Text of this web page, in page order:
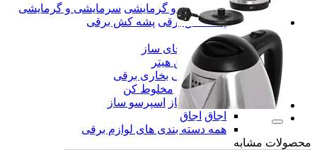
سرمایشی و گرمایشی سرمایشی و گرمایشی
پشه کش برقی پشه کش برقی
پنکه
چای ساز
چای ساز
فن هیتر
فن هیتر
بخاری برقی بخاری برقی
مخلوط کن مخلوط کن
اسپرسو ساز
اسپرسو ساز
اجاق اجاق
همه دسته بندی های لوازم برقی
محصولات مشابه